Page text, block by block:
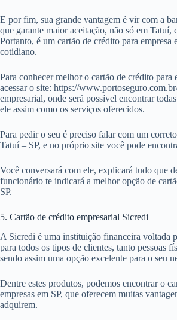
E por fim, sua grande vantagem é vir com a
que garante maior aceitação, não só em Tatuí,
Portanto, é um cartão de crédito para
cotidiano.
Para conhecer melhor o cartão de crédito para
acessar o site: https://
empresarial, onde será possível encontrar
ele assim como os serviços oferecidos.
Para pedir o seu é preciso falar com um
Tatuí – SP, e no próprio site você pode
Você conversará com ele, explicará tudo que
funcionário te indicará a melhor opção de
SP.
5. Cartão de crédito empresarial Sicredi
A Sicredi é uma instituição financeira voltada
para todos os tipos de clientes, tanto pessoas
sendo assim uma opção excelente para o seu
Dentre estes produtos, podemos encontrar o
empresas em SP, que oferecem muitas
adquirem.